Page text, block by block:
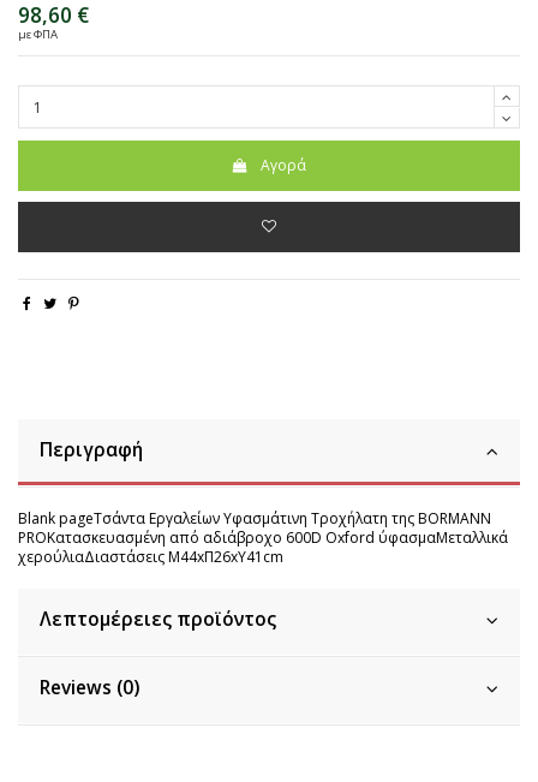
98,60 €
με ΦΠΑ
Αγορά
Περιγραφή
Blank pageΤσάντα Εργαλείων Υφασμάτινη Τροχήλατη της BORMANN
PROΚατασκευασμένη από αδιάβροχο 600D Oxford ύφασμαΜεταλλικά
χερούλιαΔιαστάσεις Μ44xΠ26xΥ41cm
Λεπτομέρειες προϊόντος
Reviews (0)